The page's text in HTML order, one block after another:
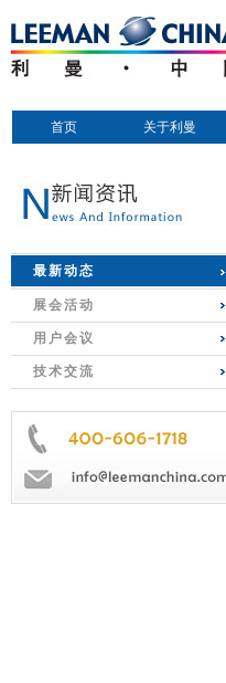
首页 关于利曼
最新动态
展会活动
用户会议
技术交流